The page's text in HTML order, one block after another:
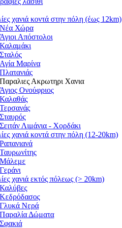
χανιά κοντά στην πόλη (έως 12km)
Νέα Χώρα
Άγιοι Απόστολοι
Καλαμάκι
Σταλός
Αγία Μαρίνα
Πλατανιάς
Παραλιες Ακρωτηρι Χανια
Άγιος Ονούφριος
Καλαθάς
Τερσανάς
Σταυρός
Σειτάν Λιμάνια - Χορδάκι
χανιά κοντά στην πόλη (12-20km)
Ραπανιανά
Ταυρωνίτης
Μάλεμε
Γεράνι
χανιά εκτός πόλεως (> 20km)
Καλύβες
Κεδρόδασος
Γλυκά Νερά
Παραλία Δώματα
Σφακιά